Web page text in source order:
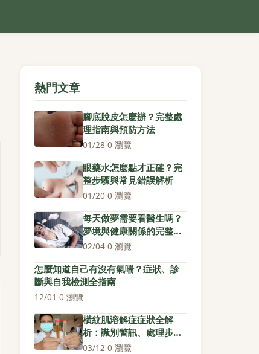
熱門文章
腳底脫皮怎麼辦？完整處
理指南與預防方法
01/28·0 瀏覽
眼藥水怎麼點才正確？完
整步驟與常見錯誤解析
01/20·0 瀏覽
每天做夢需要看醫生嗎？
夢境與健康關係的完整解
析
02/04·0 瀏覽
怎麼知道自己有沒有氣喘？症狀、診
斷與自我檢測全指南
12/01 ·0 瀏覽
橫紋肌溶解症症狀全解
析：識別警訊、處理步驟
與預防關鍵
03/12·0 瀏覽